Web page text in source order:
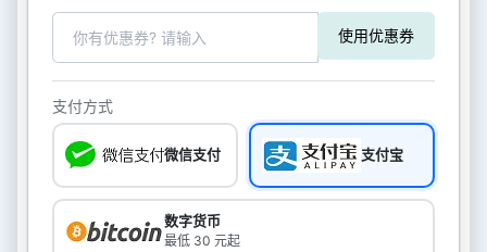
使用优惠券
支付方式
微信支付 支付宝
数字货币
最低 30 元起